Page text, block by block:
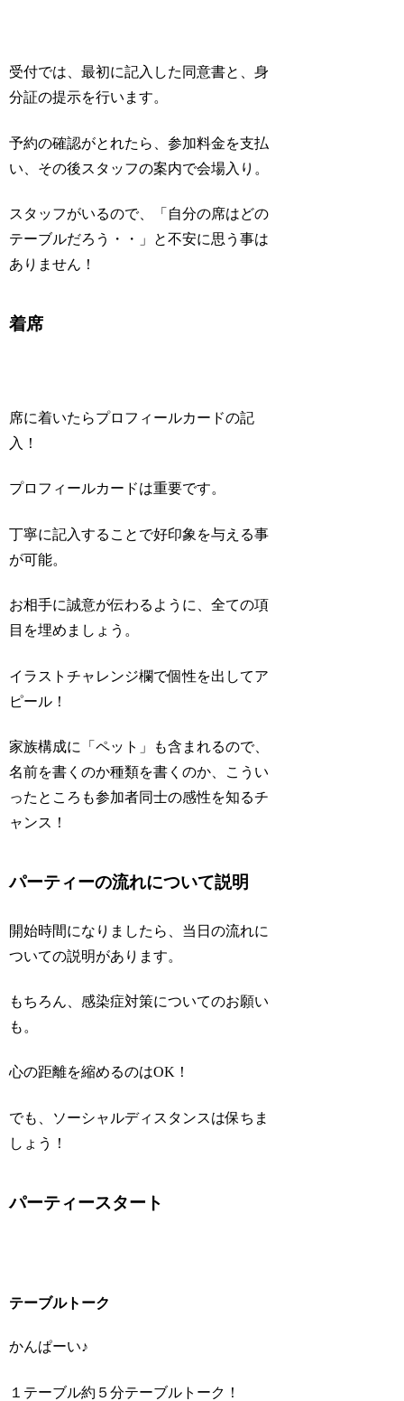
受付では、最初に記入した同意書と、身
分証の提示を行います。
予約の確認がとれたら、参加料金を支払
い、その後スタッフの案内で会場入り。
スタッフがいるので、「自分の席はどの
テーブルだろう・・」と不安に思う事は
ありません！
着席
席に着いたらプロフィールカードの記
入！
プロフィールカードは重要です。
丁寧に記入することで好印象を与える事
が可能。
お相手に誠意が伝わるように、全ての項
目を埋めましょう。
イラストチャレンジ欄で個性を出してア
ピール！
家族構成に「ペット」も含まれるので、
名前を書くのか種類を書くのか、こうい
ったところも参加者同士の感性を知るチ
ャンス！
パーティーの流れについて説明
開始時間になりましたら、当日の流れに
ついての説明があります。
もちろん、感染症対策についてのお願い
も。
心の距離を縮めるのはOK！
でも、ソーシャルディスタンスは保ちま
しょう！
パーティースタート
テーブルトーク
かんぱーい♪
１テーブル約５分テーブルトーク！